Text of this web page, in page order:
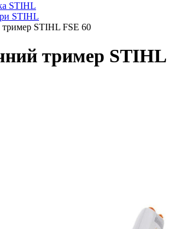
STIHL
STIHL
STIHL FSE 60
тример STIHL